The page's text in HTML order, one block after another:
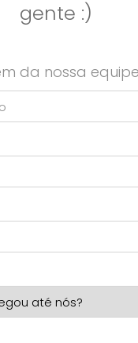
gente :)
da nossa